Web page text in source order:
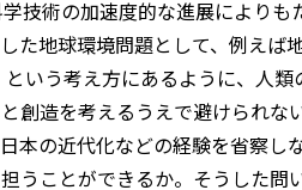
技術の加速度的な進展により
た地球環境問題として、例えば
いう考え方にあるように、人
創造を考えるうえで避けられな
本の近代化などの経験を省察し
うことができるか。そうした問